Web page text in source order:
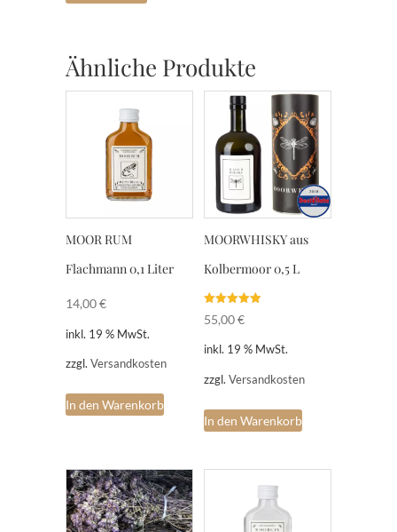
Ähnliche Produkte
MOOR RUM
Flachmann 0,1 Liter
14,00€
inkl. 19 % MwSt.
zzgl. Versandkosten
In den Warenkorb
MOORWHISKY aus
Kolbermoor 0,5 L
Bewertet mit
5.00
55,00€
inkl. 19 % MwSt.
zzgl. Versandkosten
In den Warenkorb